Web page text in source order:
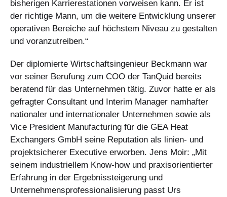
bisherigen Karrierestationen vorweisen kann. Er ist
der richtige Mann, um die weitere Entwicklung unserer
operativen Bereiche auf höchstem Niveau zu gestalten
und voranzutreiben.“
Der diplomierte Wirtschaftsingenieur Beckmann war
vor seiner Berufung zum COO der TanQuid bereits
beratend für das Unternehmen tätig. Zuvor hatte er als
gefragter Consultant und Interim Manager namhafter
nationaler und internationaler Unternehmen sowie als
Vice President Manufacturing für die GEA Heat
Exchangers GmbH seine Reputation als linien- und
projektsicherer Executive erworben. Jens Moir: „Mit
seinem industriellem Know-how und praxisorientierter
Erfahrung in der Ergebnissteigerung und
Unternehmensprofessionalisierung passt Urs